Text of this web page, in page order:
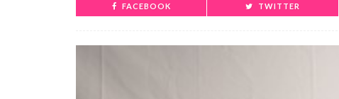
FACEBOOK TWITTER